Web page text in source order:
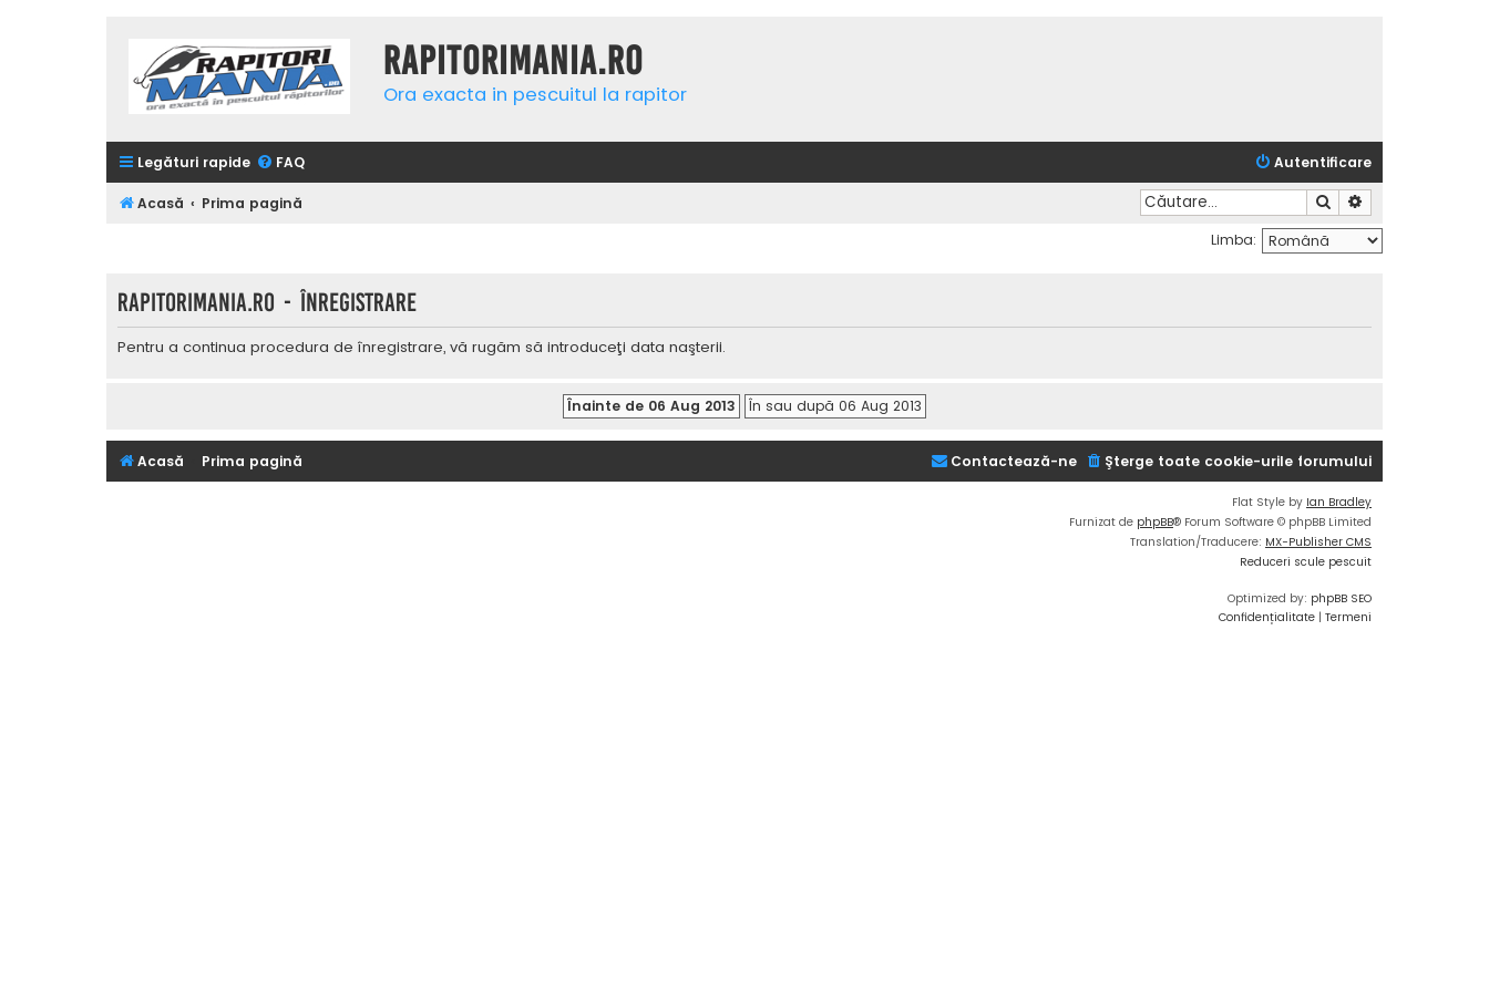
Rapitorimania.ro
Ora exacta in pescuitul la rapitor
Legături rapide FAQ Autentificare
Acasă Prima pagină Căutare
Limba:
Rapitorimania.ro - Înregistrare
Pentru a continua procedura de înregistrare, vă rugăm să introduceţi data naşterii.
Acasă Prima pagină Şterge toate cookie-urile forumului
Contactează-ne
Flat Style by Ian Bradley
Furnizat de phpBB® Forum Software © phpBB Limited
Translation/Traducere: MX-Publisher CMS
Reduceri scule pescuit
Optimized by: phpBB SEO
Confidențialitate | Termeni